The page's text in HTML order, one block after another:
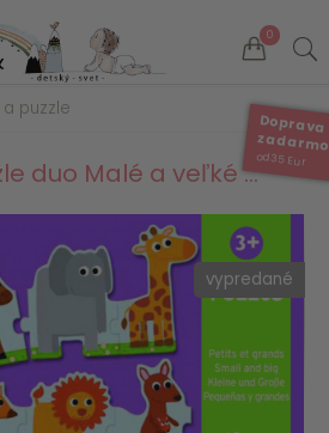
0
Doprava
od 35 Eur
a puzzle
duo Malé a veľké ...
vypredané